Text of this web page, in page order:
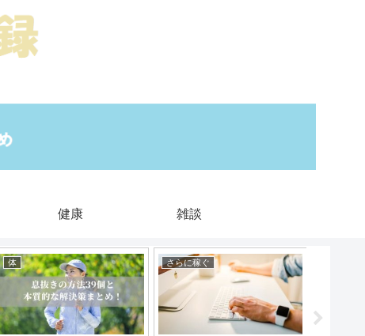
健康 雑談
体 さらに稼ぐ